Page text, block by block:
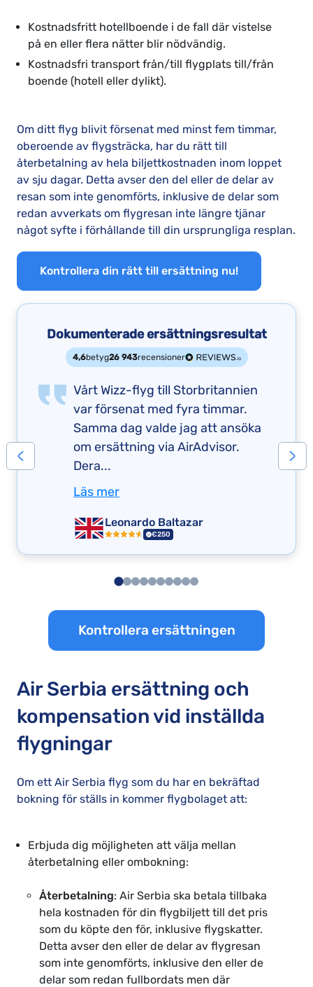
Kostnadsfritt hotellboende i de fall där vistelse
på en eller flera nätter blir nödvändig.
Kostnadsfri transport från/till flygplats till/från
boende (hotell eller dylikt).
Om ditt flyg blivit försenat med minst fem timmar,
oberoende av flygsträcka, har du rätt till
återbetalning av hela biljettkostnaden inom loppet
av sju dagar. Detta avser den del eller de delar av
resan som inte genomförts, inklusive de delar som
redan avverkats om flygresan inte längre tjänar
något syfte i förhållande till din ursprungliga resplan.
Kontrollera din rätt till ersättning nu!
Dokumenterade ersättningsresultat
4,6betyg26 943recensioner
Vårt Wizz-flyg till Storbritannien
var försenat med fyra timmar.
Samma dag valde jag att ansöka
om ersättning via AirAdvisor.
Dera...
Läs mer
Leonardo Baltazar
€250
Kontrollera ersättningen
Air Serbia ersättning och
kompensation vid inställda
flygningar
Om ett Air Serbia flyg som du har en bekräftad
bokning för ställs in kommer flygbolaget att:
Erbjuda dig möjligheten att välja mellan
återbetalning eller ombokning:
Återbetalning: Air Serbia ska betala tillbaka
hela kostnaden för din flygbiljett till det pris
som du köpte den för, inklusive flygskatter.
Detta avser den eller de delar av flygresan
som inte genomförts, inklusive den eller de
delar som redan fullbordats men där